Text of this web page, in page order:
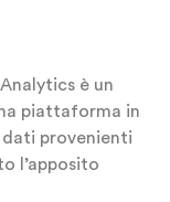
è un
piattaforma in
provenienti
l’apposito